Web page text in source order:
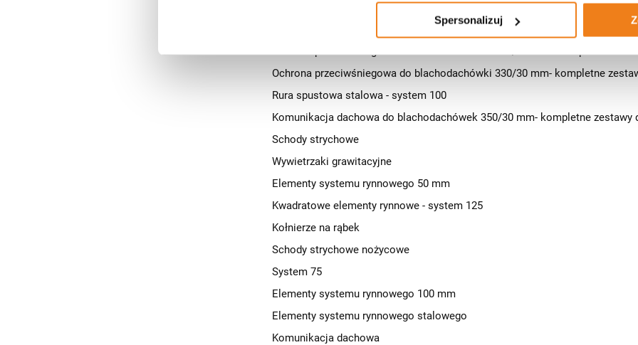
Spersonalizuj
Rynna stalowa - system 125
Ochrona przeciwśniegowa do blachodachówki 330/30 mm- kompletne
Rura spustowa stalowa - system 100
Komunikacja dachowa do blachodachówek 350/30 mm- kompletne zestawy
Schody strychowe
Wywietrzaki grawitacyjne
Elementy systemu rynnowego 50 mm
Kwadratowe elementy rynnowe - system 125
Kołnierze na rąbek
Schody strychowe nożycowe
System 75
Elementy systemu rynnowego 100 mm
Elementy systemu rynnowego stalowego
Komunikacja dachowa